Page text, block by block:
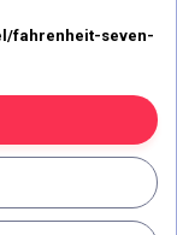
fahrenheit-seven-